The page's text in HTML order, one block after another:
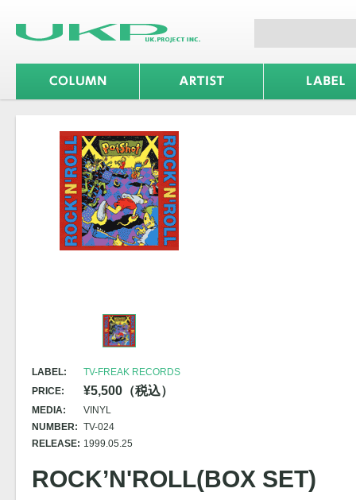
LABEL:
TV-FREAK RECORDS
PRICE:
¥5,500（税込）
MEDIA:
VINYL
NUMBER: TV-024
RELEASE: 1999.05.25
ROCK’N'ROLL(BOX SET)